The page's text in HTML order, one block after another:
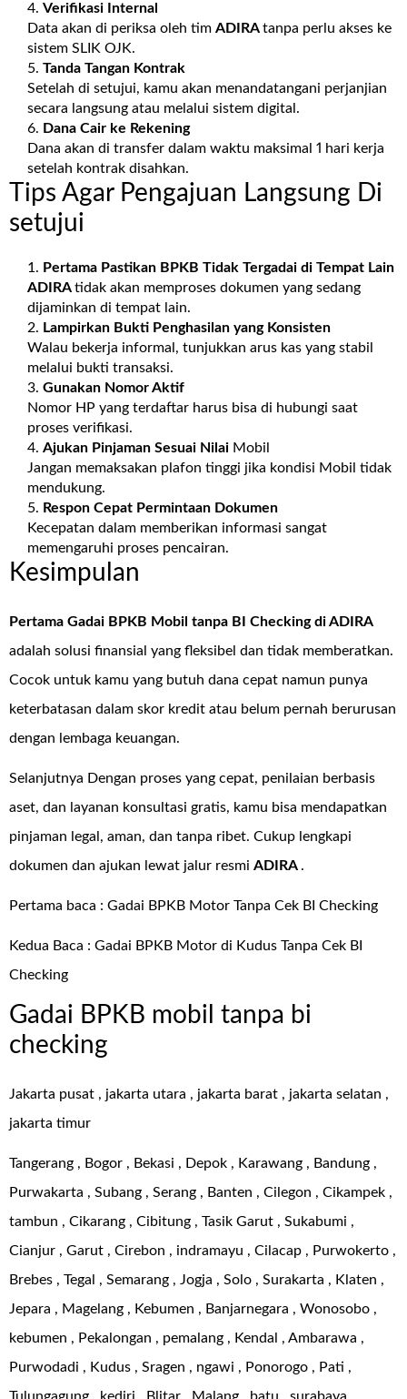
Verifikasi Internal
Data akan di periksa oleh tim ADIRAtanpa perlu akses ke
sistem SLIK OJK.
Tanda Tangan Kontrak
Setelah di setujui, kamu akan menandatangani perjanjian
secara langsung atau melalui sistem digital.
Dana Cair ke Rekening
Dana akan di transfer dalam waktu maksimal 1 hari kerja
setelah kontrak disahkan.
Tips Agar Pengajuan Langsung Di
setujui
Pertama Pastikan BPKB Tidak Tergadai di Tempat Lain
ADIRAtidak akan memproses dokumen yang sedang
dijaminkan di tempat lain.
Lampirkan Bukti Penghasilan yang Konsisten
Walau bekerja informal, tunjukkan arus kas yang stabil
melalui bukti transaksi.
Gunakan Nomor Aktif
Nomor HP yang terdaftar harus bisa di hubungi saat
proses verifikasi.
Ajukan Pinjaman Sesuai Nilai Mobil
Jangan memaksakan plafon tinggi jika kondisi Mobil tidak
mendukung.
Respon Cepat Permintaan Dokumen
Kecepatan dalam memberikan informasi sangat
memengaruhi proses pencairan.
Kesimpulan
Pertama Gadai BPKB Mobil tanpa BI Checking diADIRA
adalah solusi finansial yang fleksibel dan tidak memberatkan.
Cocok untuk kamu yang butuh dana cepat namun punya
keterbatasan dalam skor kredit atau belum pernah berurusan
dengan lembaga keuangan.
Selanjutnya Dengan proses yang cepat, penilaian berbasis
aset, dan layanan konsultasi gratis, kamu bisa mendapatkan
pinjaman legal, aman, dan tanpa ribet. Cukup lengkapi
dokumen dan ajukan lewat jalur resmi ADIRA .
Pertama baca : Gadai BPKB Motor Tanpa Cek BI Checking
Kedua Baca : Gadai BPKB Motor di Kudus Tanpa Cek BI
Checking
Gadai BPKB mobil tanpa bi
checking
Jakarta pusat , jakarta utara , jakarta barat , jakarta selatan ,
jakarta timur
Tangerang , Bogor , Bekasi , Depok , Karawang , Bandung ,
Purwakarta , Subang , Serang , Banten , Cilegon , Cikampek ,
tambun , Cikarang , Cibitung , Tasik Garut , Sukabumi ,
Cianjur , Garut , Cirebon , indramayu , Cilacap , Purwokerto ,
Brebes , Tegal , Semarang , Jogja , Solo , Surakarta , Klaten ,
Jepara , Magelang , Kebumen , Banjarnegara , Wonosobo ,
kebumen , Pekalongan , pemalang , Kendal , Ambarawa ,
Purwodadi , Kudus , Sragen , ngawi , Ponorogo , Pati ,